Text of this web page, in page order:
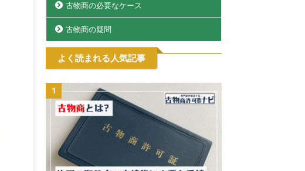
古物商の必要なケース
古物商の疑問
よく読まれる人気記事
1